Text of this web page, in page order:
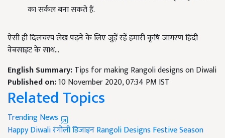
का सर्कल बना सकते हैं.
ऐसी ही दिलचस्प लेख पढ़ने के लिए जुड़ें रहें हमारी कृषि जागरण हिंदी
वेबसाइट के साथ...
English Summary:Tips for making Rangoli designs on Diwali
Published on:10 November 2020, 07:34 PM IST
Related Topics
Trending News
Happy Diwaliरंगोली डिजाइनRangoli Designs Festive Season